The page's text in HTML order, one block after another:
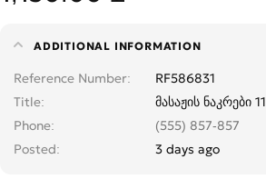
ADDITIONAL INFORMATION
Reference Number
RF586831
Title
მასაჟის ნაკრები 11
Phone
(555) 857-857
Posted
3 days ago